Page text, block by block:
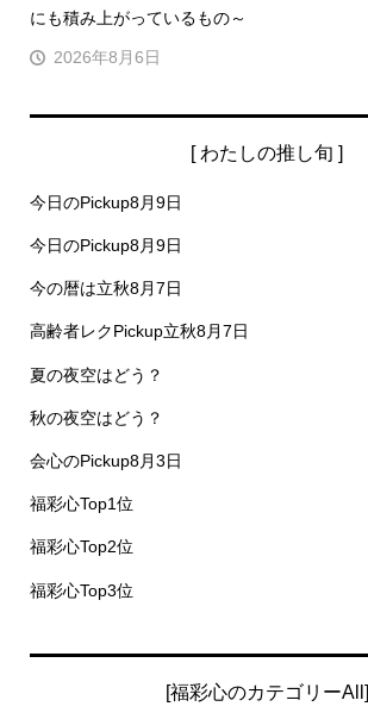
にも積み上がっているもの～
2026年8月6日
[ わたしの推し旬 ]
今日のPickup8月9日
今日のPickup8月9日
今の暦は立秋8月7日
高齢者レクPickup立秋8月7日
夏の夜空はどう？
秋の夜空はどう？
会心のPickup8月3日
福彩心Top1位
福彩心Top2位
福彩心Top3位
[福彩心のカテゴリーAll]